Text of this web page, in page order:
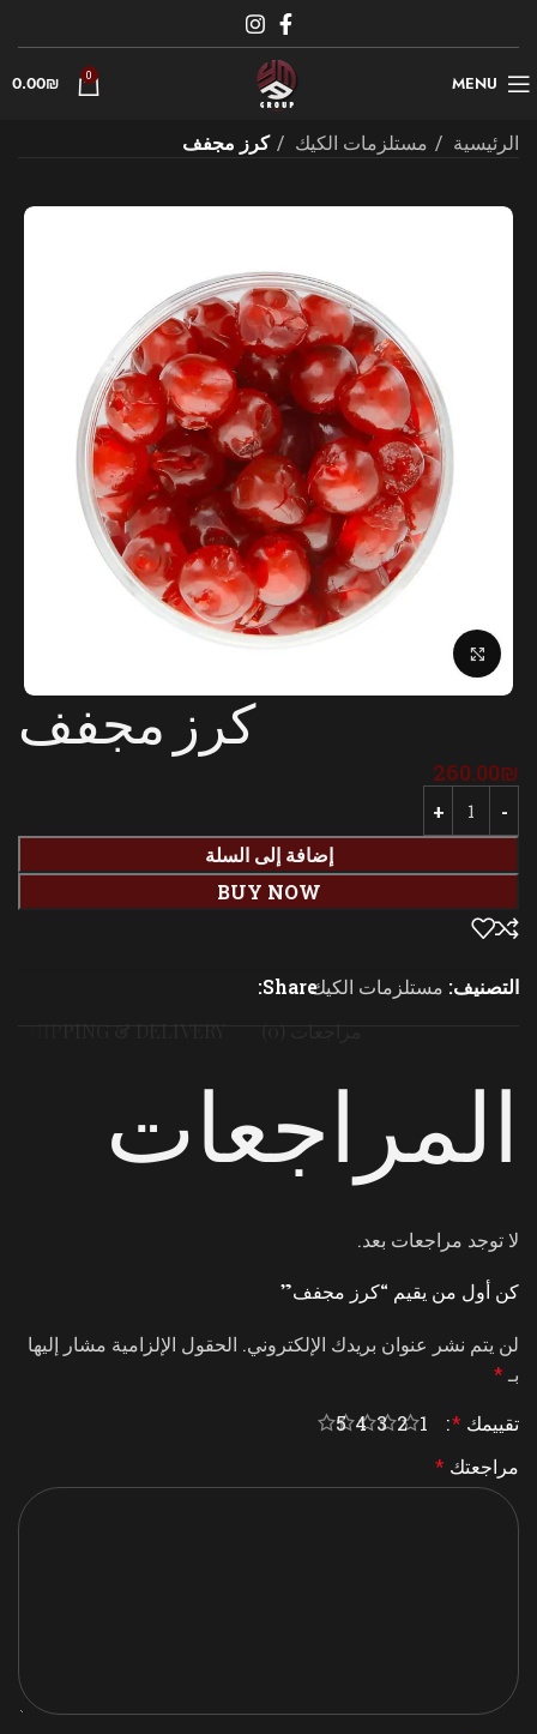
MENU
0
0.00₪
الرئيسية مستلزمات الكيك كرز مجفف
كرز مجفف
260.00₪
إضافة إلى السلة
BUY NOW
التصنيف: مستلزمات الكيكShare:
المراجعات
لا توجد مراجعات بعد.
كن أول من يقيم “كرز مجفف”
لن يتم نشر عنوان بريدك الإلكتروني. الحقول الإلزامية مشار إليها
بـ *
تقييمك *
1
2
3
4
5
مراجعتك *